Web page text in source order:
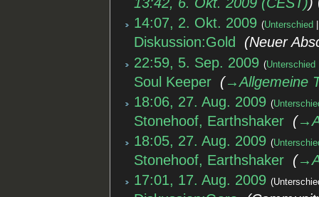
14:07, 2. Okt. 2009
Unterschied
Diskussion:Gold
Neuer
22:59, 5. Sep. 2009
Unterschied
Soul Keeper
→‎Allgemeine
18:06, 27. Aug. 2009
Stonehoof, Earthshaker
18:05, 27. Aug. 2009
Stonehoof, Earthshaker
17:01, 17. Aug. 2009